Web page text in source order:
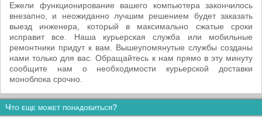
Ежели функционирование вашего компьютера закончилось
внезапно, и неожиданно лучшим решением будет заказать
выезд инженера, который в максимально сжатые сроки
исправит все. Наша курьерская служба или мобильные
ремонтники придут к вам. Вышеупомянутые службы созданы
нами только для вас. Обращайтесь к нам прямо в эту минуту
сообщите нам о необходимости курьерской доставки
моноблока срочно.
Что еще может понадобиться?